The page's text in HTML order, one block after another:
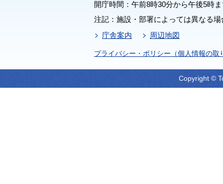
開庁時間：午前8時30分から午後5時
注記：施設・部署によっては異なる
庁舎案内
周辺地図
プライバシー・ポリシー（個人情報の取
Copyright ©